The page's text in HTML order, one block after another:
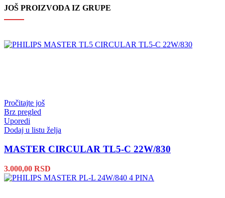
JOŠ PROIZVODA IZ GRUPE
Pročitajte još
Brz pregled
Uporedi
Dodaj u listu želja
MASTER CIRCULAR TL5-C 22W/830
3.000,00 RSD